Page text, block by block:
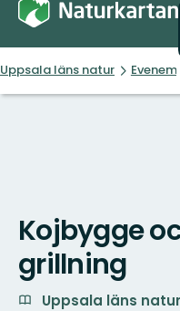
Uppsala läns natur
Kojbygge
grillning
Uppsala läns natur